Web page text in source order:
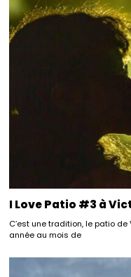
I Love Patio #3 à
C’est une tradition, le patio
année au mois de